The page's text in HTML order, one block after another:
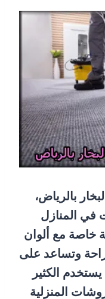
بالرياض،
في المنازل
خاصة مع ألوان
وتساعد على
يستخدم الكثير
المنزلية